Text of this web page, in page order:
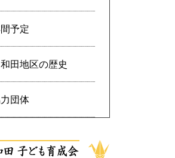
予定
田地区の歴史
団体